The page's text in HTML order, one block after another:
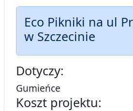
Eco Pikniki na ul
w Szczecinie
Dotyczy:
Gumieńce
Koszt projektu: